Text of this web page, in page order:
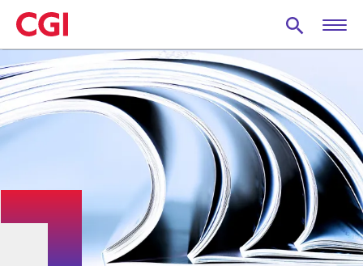
Skip
to
main
content